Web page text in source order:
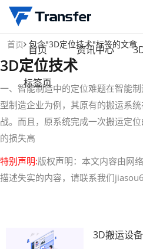
首页 资讯中心
标签页
首页 包含"3D定位技术"标签的文章
3D定位技术
一、智能制造中的定位难题在智能
型制造企业为例，其原有的搬运系
战。而且，原系统完成一次搬运定
的损失高
特别声明:版权声明：本文内容由网
描述失实的内容，请联系我们
3D搬运设